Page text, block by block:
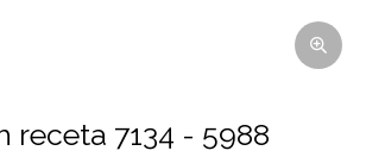
receta 7134 - 5988